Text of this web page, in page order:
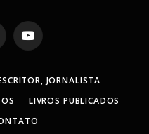
YouTube
JORNALISTA
LIVROS PUBLICADOS